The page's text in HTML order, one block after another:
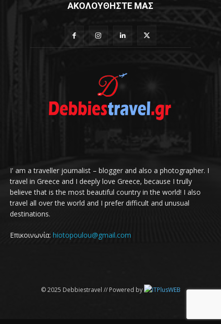
ΑΚΟΛΟΥΘΗΣΤΕ ΜΑΣ
I' am a traveller journalist – blogger and also a photographer. I
travel in Greece and I deeply love Greece, because I trully
believe that is the most beautiful country in the world! I also
travel all over the world and I prefer difficult and unusual
destinations.
Επικοινωνία: hiotopoulou@gmail.com
© 2025 Debbiestravel // Powered by